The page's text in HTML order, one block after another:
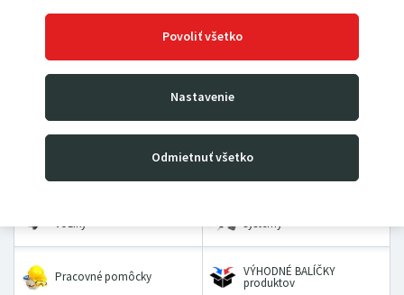
Povoliť všetko
Nastavenie
Odmietnuť všetko
Dielenské žeriavy a hevery Kladkostroje
vozíky systémy
Pracovné pomôcky VÝHODNÉ BALÍČKY
produktov